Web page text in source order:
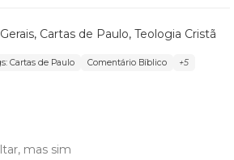
, Cartas de Paulo, Teologia Cristã
Cartas de Paulo Comentário Bíblico +5
mas sim